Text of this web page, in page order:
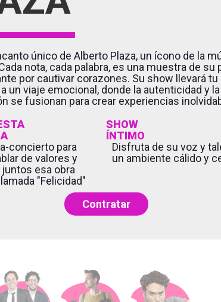
único de Alberto Plaza, un ícono de la
nota, cada palabra, es una muestra de su
por cautivar corazones. Su show llevará tu
un viaje emocional, donde la autenticidad y la
se fusionan para crear experiencias
concierto para
de valores y
esa obra
"Felicidad"
SHOW
ÍNTIMO
Disfruta de su voz y
un ambiente cálido y
Contratar